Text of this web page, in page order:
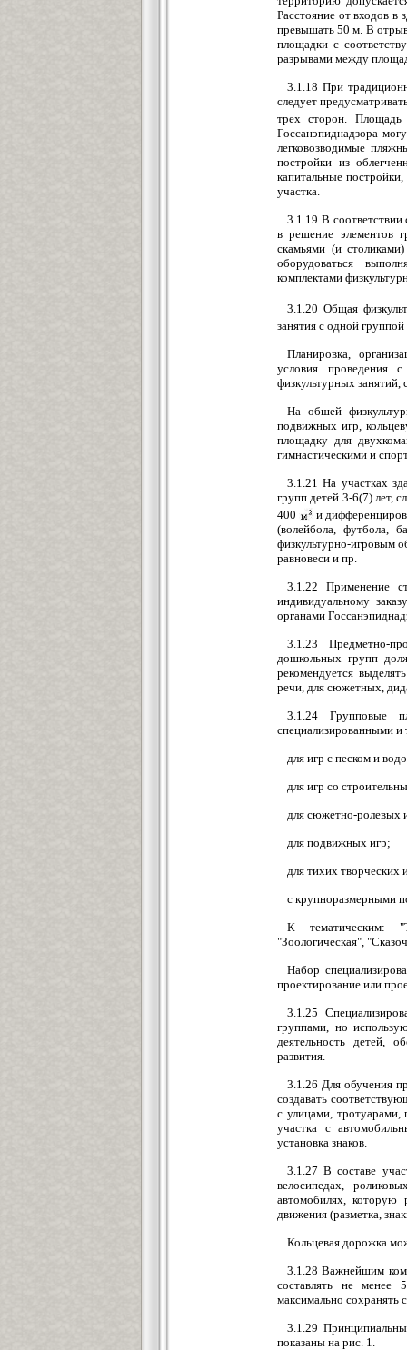
Расстояние от входов в
превышать 50 м. В
площадки с
разрывами между
3.1.18 При
следует
трех сторон.
Госсанэпиднадзора
легковозводимые
постройки из
капитальные
участка.
3.1.19 В
в решение элементов
скамьями (и
оборудоваться
комплектами
3.1.20 Общая
занятия с одной
Планировка,
условия проведения
физкультурных
На обшей
подвижных игр,
площадку для
гимнастическими и
3.1.21 На участках
групп детей 3-6(7) лет,
400
и
(волейбола, футбола,
физкультурно-игровым
равновеси и пр.
3.1.22 Применение
индивидуальному
органами
3.1.23 Предметно-
дошкольных групп
рекомендуется
речи, для сюжетных,
3.1.24 Групповые
специализированными и
для игр с песком и
для игр со
для сюжетно-ролевых
для подвижных игр;
для тихих творческих
с крупноразмерными
К тематическим:
"Зоологическая",
Набор
проектирование или
3.1.25
группами, но
деятельность детей,
развития.
3.1.26 Для обучения
создавать
с улицами, тротуарами,
участка с
установка знаков.
3.1.27 В составе
велосипедах,
автомобилях, которую
движения (разметка,
Кольцевая дорожка
3.1.28 Важнейшим
составлять не менее
максимально сохранять
3.1.29
показаны на рис. 1.